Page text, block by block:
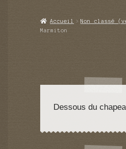
Accueil Non classé
Marmiton
Dessous du